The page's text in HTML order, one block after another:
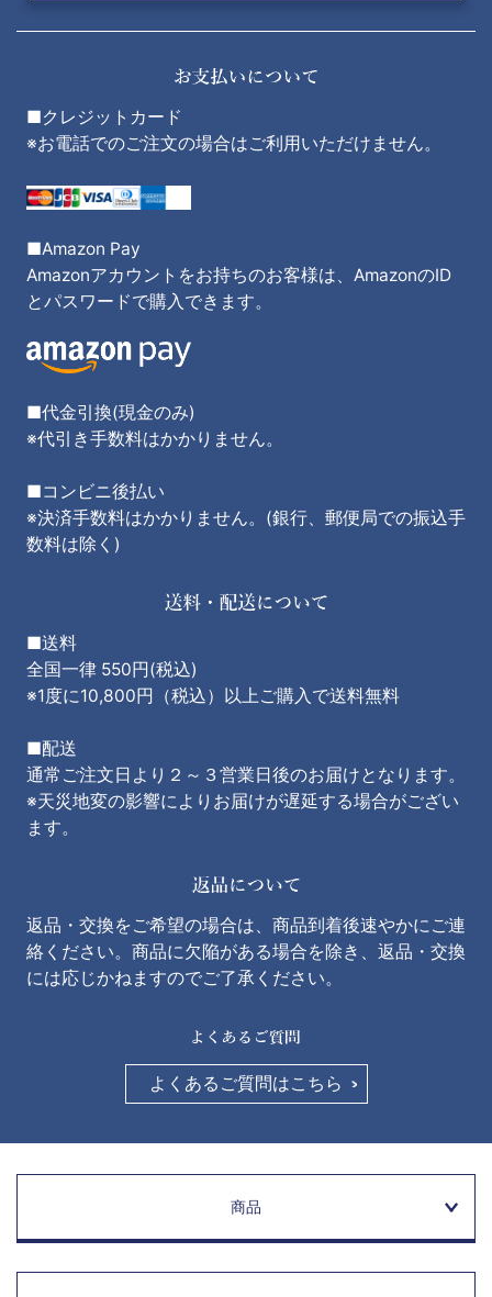
■クレジットカード
※お電話でのご注文の場合はご利用いただけません。
■Amazon Pay
Amazonアカウントをお持ちのお客様は、AmazonのID
とパスワードで購入できます。
■代金引換(現金のみ)
※代引き手数料はかかりません。
■コンビニ後払い
※決済手数料はかかりません。(銀行、郵便局での振込手
数料は除く)
■送料
全国一律 550円(税込)
※1度に10,800円（税込）以上ご購入で送料無料
■配送
通常ご注文日より２～３営業日後のお届けとなります。
※天災地変の影響によりお届けが遅延する場合がござい
ます。
返品・交換をご希望の場合は、商品到着後速やかにご連
絡ください。商品に欠陥がある場合を除き、返品・交換
には応じかねますのでご了承ください。
よくあるご質問はこちら
商品